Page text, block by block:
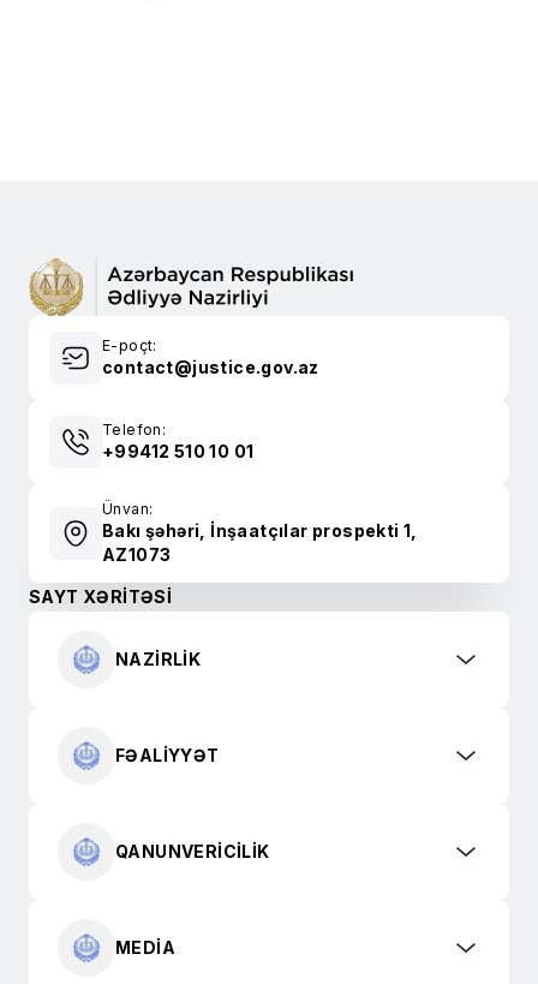
E-poçt:
contact@justice.gov.az
Telefon:
+99412 510 10 01
Ünvan:
Bakı şəhəri, İnşaatçılar prospekti 1,
AZ1073
SAYT XƏRİTƏSİ
NAZIRLIK
FƏALIYYƏT
QANUNVERICILIK
MEDIA